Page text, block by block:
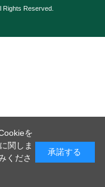
Rights Reserved.
を
関しま
くださ
承諾する